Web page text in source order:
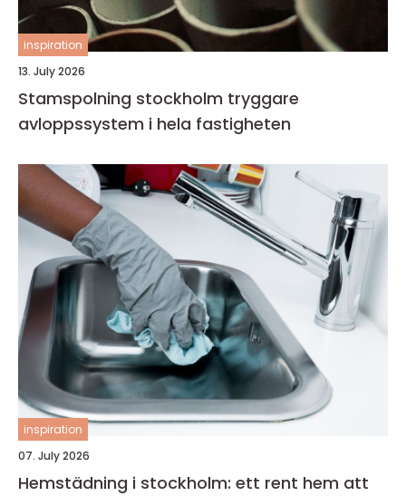
inspiration
13. July 2026
Stamspolning stockholm tryggare
avloppssystem i hela fastigheten
inspiration
07. July 2026
Hemstädning i stockholm: ett rent hem att